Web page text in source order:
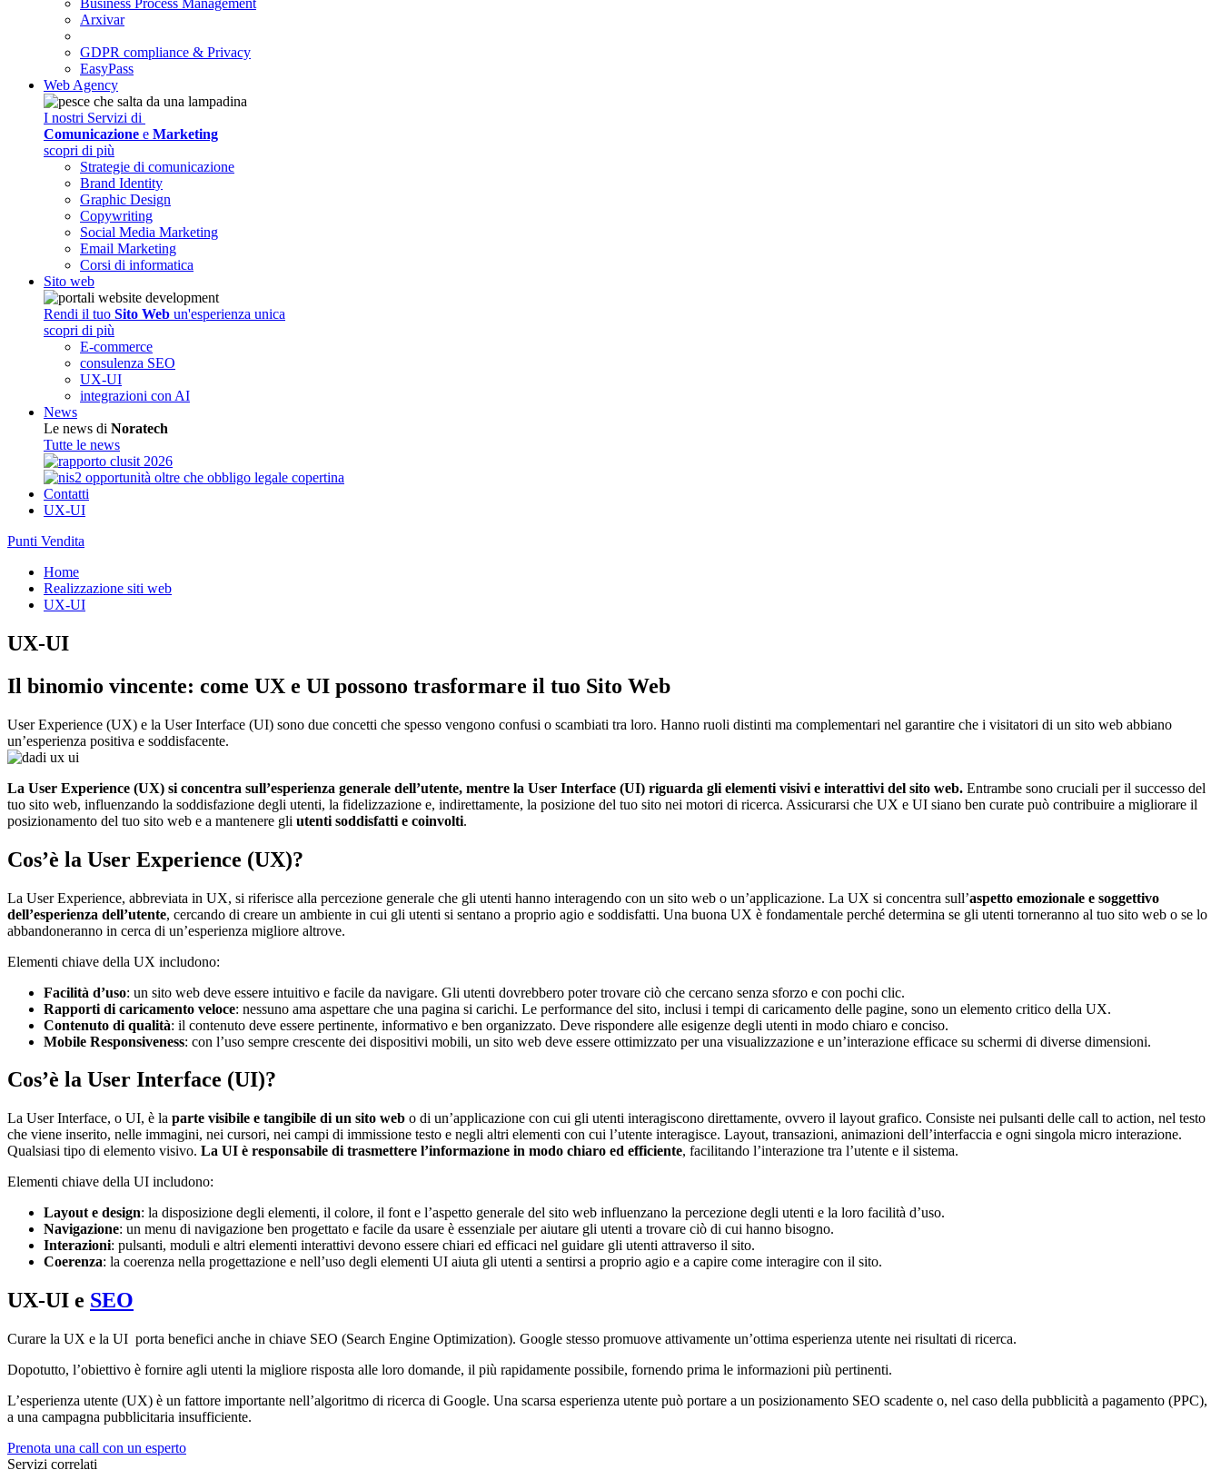
Business Process Management
Arxivar
GDPR compliance & Privacy
EasyPass
Web Agency
I nostri Servizi di
Comunicazione e Marketing
scopri di più
Strategie di comunicazione
Brand Identity
Graphic Design
Copywriting
Social Media Marketing
Email Marketing
Corsi di informatica
Sito web
Rendi il tuo Sito Web un'esperienza unica
scopri di più
E-commerce
consulenza SEO
UX-UI
integrazioni con AI
News
Le news di Noratech
Tutte le news
Contatti
UX-UI
Punti Vendita
Home
Realizzazione siti web
UX-UI
UX-UI
Il binomio vincente: come UX e UI possono trasformare il tuo Sito Web
User Experience (UX) e la User Interface (UI) sono due concetti che spesso vengono confusi o scambiati tra loro. Hanno ruoli distinti ma complementari nel garantire che i visitatori di un sito web abbiano
un’esperienza positiva e soddisfacente.
La User Experience (UX) si concentra sull’esperienza generale dell’utente, mentre la User Interface (UI) riguarda gli elementi visivi e interattivi del sito web. Entrambe sono cruciali per il successo del
tuo sito web, influenzando la soddisfazione degli utenti, la fidelizzazione e, indirettamente, la posizione del tuo sito nei motori di ricerca. Assicurarsi che UX e UI siano ben curate può contribuire a migliorare il
posizionamento del tuo sito web e a mantenere gli utenti soddisfatti e coinvolti.
Cos’è la User Experience (UX)?
La User Experience, abbreviata in UX, si riferisce alla percezione generale che gli utenti hanno interagendo con un sito web o un’applicazione. La UX si concentra sull’aspetto emozionale e soggettivo
dell’esperienza dell’utente, cercando di creare un ambiente in cui gli utenti si sentano a proprio agio e soddisfatti. Una buona UX è fondamentale perché determina se gli utenti torneranno al tuo sito web o se lo
abbandoneranno in cerca di un’esperienza migliore altrove.
Elementi chiave della UX includono:
Facilità d’uso: un sito web deve essere intuitivo e facile da navigare. Gli utenti dovrebbero poter trovare ciò che cercano senza sforzo e con pochi clic.
Rapporti di caricamento veloce: nessuno ama aspettare che una pagina si carichi. Le performance del sito, inclusi i tempi di caricamento delle pagine, sono un elemento critico della UX.
Contenuto di qualità: il contenuto deve essere pertinente, informativo e ben organizzato. Deve rispondere alle esigenze degli utenti in modo chiaro e conciso.
Mobile Responsiveness: con l’uso sempre crescente dei dispositivi mobili, un sito web deve essere ottimizzato per una visualizzazione e un’interazione efficace su schermi di diverse dimensioni.
Cos’è la User Interface (UI)?
La User Interface, o UI, è la parte visibile e tangibile di un sito web o di un’applicazione con cui gli utenti interagiscono direttamente, ovvero il layout grafico. Consiste nei pulsanti delle call to action, nel testo
che viene inserito, nelle immagini, nei cursori, nei campi di immissione testo e negli altri elementi con cui l’utente interagisce. Layout, transazioni, animazioni dell’interfaccia e ogni singola micro interazione.
Qualsiasi tipo di elemento visivo. La UI è responsabile di trasmettere l’informazione in modo chiaro ed efficiente, facilitando l’interazione tra l’utente e il sistema.
Elementi chiave della UI includono:
Layout e design: la disposizione degli elementi, il colore, il font e l’aspetto generale del sito web influenzano la percezione degli utenti e la loro facilità d’uso.
Navigazione: un menu di navigazione ben progettato e facile da usare è essenziale per aiutare gli utenti a trovare ciò di cui hanno bisogno.
Interazioni: pulsanti, moduli e altri elementi interattivi devono essere chiari ed efficaci nel guidare gli utenti attraverso il sito.
Coerenza: la coerenza nella progettazione e nell’uso degli elementi UI aiuta gli utenti a sentirsi a proprio agio e a capire come interagire con il sito.
UX-UI e SEO
Curare la UX e la UI porta benefici anche in chiave SEO (Search Engine Optimization). Google stesso promuove attivamente un’ottima esperienza utente nei risultati di ricerca.
Dopotutto, l’obiettivo è fornire agli utenti la migliore risposta alle loro domande, il più rapidamente possibile, fornendo prima le informazioni più pertinenti.
L’esperienza utente (UX) è un fattore importante nell’algoritmo di ricerca di Google. Una scarsa esperienza utente può portare a un posizionamento SEO scadente o, nel caso della pubblicità a pagamento (PPC),
a una campagna pubblicitaria insufficiente.
Prenota una call con un esperto
Servizi correlati